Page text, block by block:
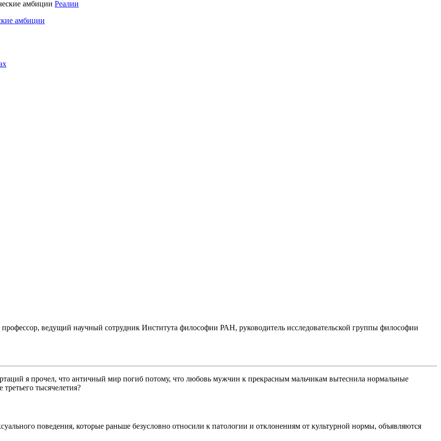
Реалии
амбиции
ведущий научный сотрудник Института философии РАН, руководитель исследовательской группы философии
я прочел, что античный мир погиб потому, что любовь мужчин к прекрасным мальчикам вытеснила нормальные
тысячелетия?
поведения, которые раньше безусловно относили к патологии и отклонениям от культурной нормы, объявляются